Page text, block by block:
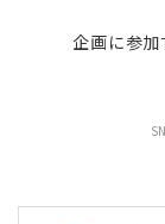
企画に参加